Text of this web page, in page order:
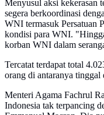
Menyusul aksi kekerasan
segera berkoordinasi
WNI termasuk Persatuan
kondisi para WNI.
korban WNI dalam
Tercatat terdapat total
orang di antaranya
Menteri Agama Fachrul
Indonesia tak terpancing